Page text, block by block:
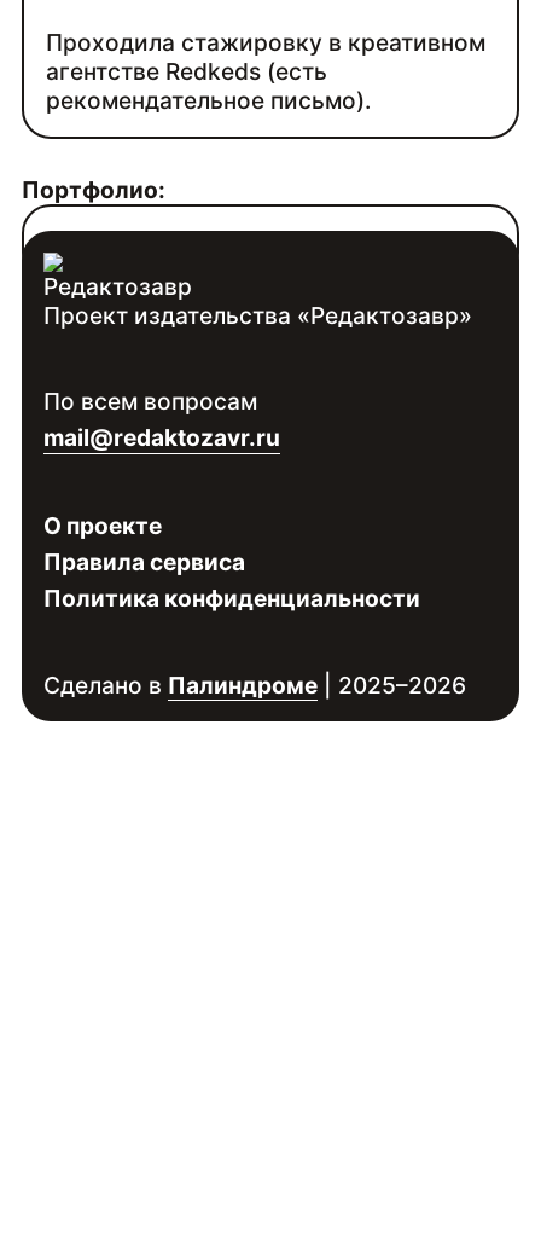
Проходила стажировку в креативном
агентстве Redkeds (есть
рекомендательное письмо).
Портфолио:
Контакты:
Войдите
специалиста
Проект издательства «Редактозавр»
По всем вопросам
mail@redaktozavr.ru
О проекте
Правила сервиса
Политика конфиденциальности
Сделано в Палиндроме| 2025–2026